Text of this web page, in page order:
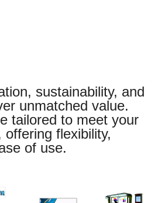
sustainability, and
unmatched value.
tailored to meet your
flexibility,
of use.